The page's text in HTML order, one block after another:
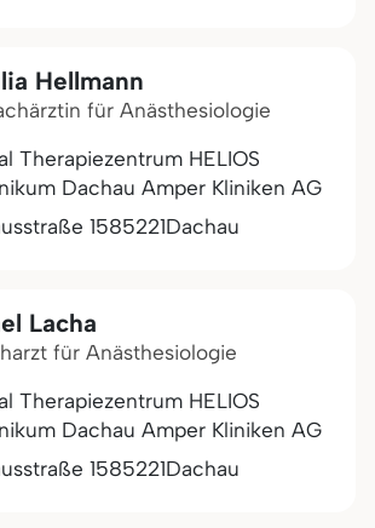
Hellmann
für Anästhesiologie
Therapiezentrum HELIOS
Dachau Amper Kliniken AG
1585221Dachau
Lacha
für Anästhesiologie
Therapiezentrum HELIOS
Dachau Amper Kliniken AG
1585221Dachau